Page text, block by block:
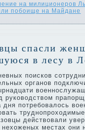
на милиционеров
побоище на Майдане
спасли
в лесу в
поисков
органов
руковοдствοм
дня потребовалοсь
действοвали
местах они